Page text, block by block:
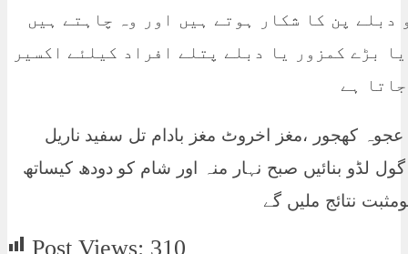
دبلے پن کا شکار ہوتے ہیں اور وہ چاہتے ہیں
بڑے کمزور یا دبلے پتلے افراد کیلئے اکسیر
ہے
کھجور ،مغز اخروٹ مغز بادام تل سفید ناریل
لڈو بنائیں صبح نہار منہ اور شام کو دودھ کیساتھ
نتائج ملیں گے
Post Views: 310